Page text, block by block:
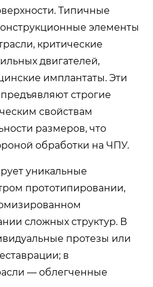
Типичные
элементы
критические
двигателей,
имплантаты. Эти
строгие
свойствам
размеров, что
обработки на ЧПУ.
уникальные
прототипировании,
сложных структур. В
протезы или
в
— облегченные